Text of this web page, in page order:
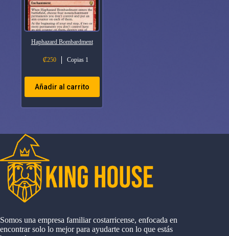
Haphazard Bombardment
₡250 Copias 1
Añadir al carrito
Somos una empresa familiar costarricense, enfocada en
encontrar solo lo mejor para ayudarte con lo que estás